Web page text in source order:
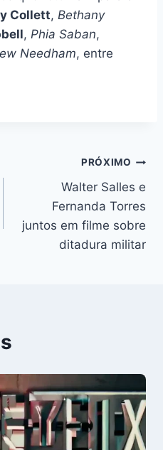
Collett, Bethany
, Phia Saban,
Needham, entre
PRÓXIMO
Walter Salles e
Fernanda Torres
juntos em filme sobre
ditadura militar